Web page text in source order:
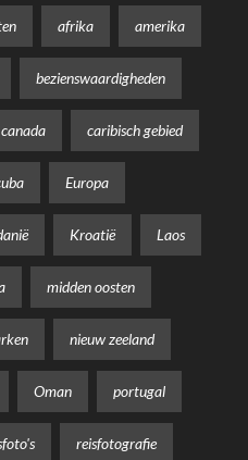
afrika amerika
bezienswaardigheden
canada caribisch gebied
Europa
Kroatië Laos
midden oosten
nieuw zeeland
Oman portugal
reisfotografie